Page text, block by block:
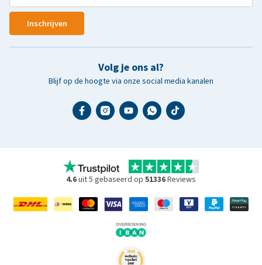
Inschrijven
Volg je ons al?
Blijf op de hoogte via onze social media kanalen
4.6uit 5 gebaseerd op 51336Reviews